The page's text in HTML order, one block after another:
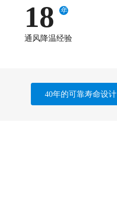
18 年
通风降温经验
40年的可靠寿命设计